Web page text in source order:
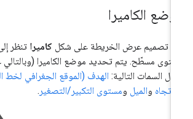
الكاميرا
تصميم عرض الخريطة على شكلكاميراتنظر إلى
مسطّح. يتم تحديد موضع الكاميرا (وبالتالي
السمات التالية:الهدف (الموقع الجغرافي لخط
الاتجاهوالميلومستوى التكبير/التصغير.